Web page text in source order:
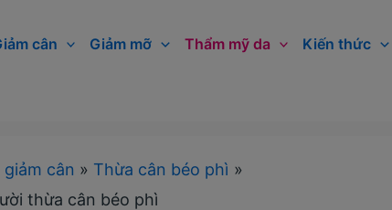
cân Giảm mỡ Thẩm mỹ da Kiến thức
cân
Thừa cân béo phì
thừa cân béo phì